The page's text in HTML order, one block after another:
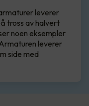
leverer
tross av halvert
noen eksempler
leverer
side med